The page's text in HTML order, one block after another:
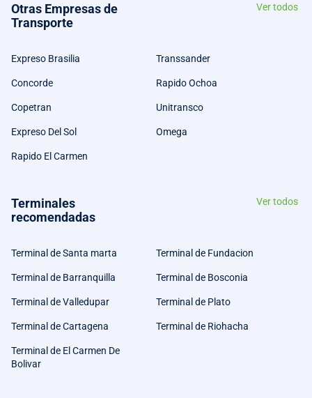
Otras Empresas de
Transporte
Ver todos
Expreso Brasilia Transsander
Concorde Rapido Ochoa
Copetran Unitransco
Expreso Del Sol Omega
Rapido El Carmen
Terminales
recomendadas
Ver todos
Terminal de Santa marta Terminal de Fundacion
Terminal de Barranquilla Terminal de Bosconia
Terminal de Valledupar Terminal de Plato
Terminal de Cartagena Terminal de Riohacha
Terminal de El Carmen De
Bolivar